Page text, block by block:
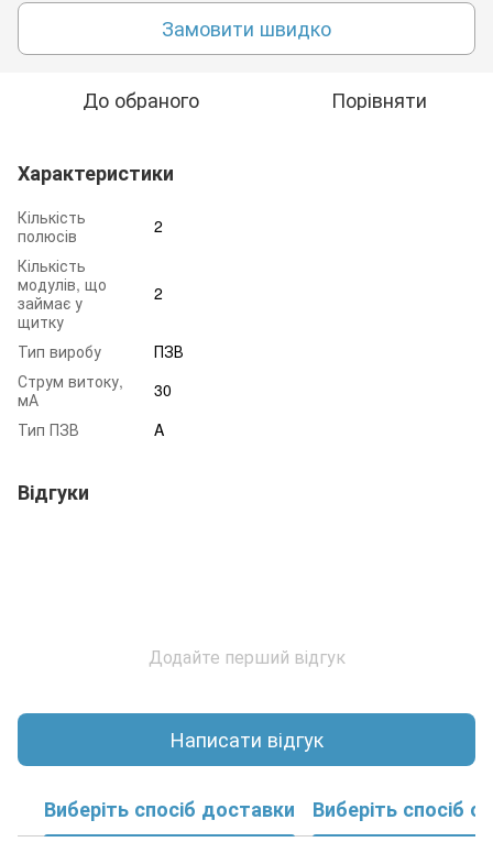
Замовити швидко
До обраного Порівняти
Характеристики
Кількість
полюсів
2
Кількість
модулів, що
займає у
щитку
2
Тип виробу
ПЗВ
Струм витоку,
мА
30
Тип ПЗВ
A
Відгуки
Додайте перший відгук
Написати відгук
Виберіть спосіб доставки Виберіть спосіб